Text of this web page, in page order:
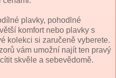
plavky, pohodlné
komfort nebo plavky s
kolekci si zaručeně vyberete.
vám umožní najít ten pravý
skvěle a sebevědomě.